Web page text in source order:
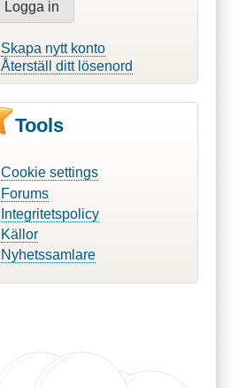
Skapa nytt konto
Återställ ditt lösenord
Tools
Cookie settings
Forums
Integritetspolicy
Källor
Nyhetssamlare